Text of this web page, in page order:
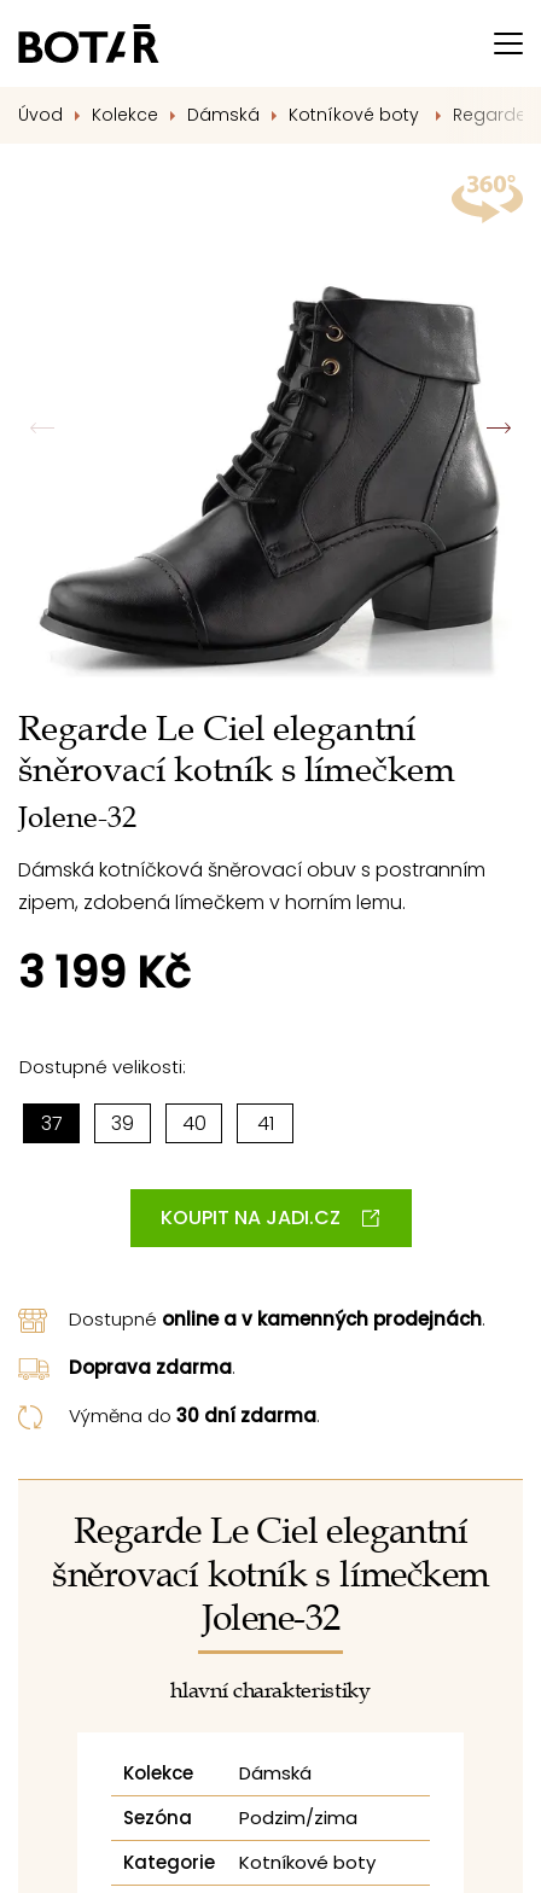
Úvod Kolekce Dámská Kotníkové boty Regarde
Regarde Le Ciel elegantní
šněrovací kotník s límečkem
Jolene-32
Dámská kotníčková šněrovací obuv s postranním
zipem, zdobená límečkem v horním lemu.
3 199 Kč
Dostupné velikosti:
37 39 40 41
KOUPIT NA JADI.CZ
Dostupné online a v kamenných prodejnách.
Doprava zdarma.
Výměna do 30 dní zdarma.
Regarde Le Ciel elegantní
šněrovací kotník s límečkem
Jolene-32
hlavní charakteristiky
Kolekce
Dámská
Sezóna
Podzim/zima
Kategorie
Kotníkové boty